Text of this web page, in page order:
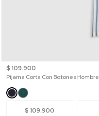
$ 109.900
Pijama Corta Con Botones Hombre
$ 109.900